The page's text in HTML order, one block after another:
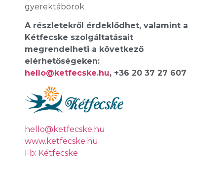
gyerektáborok.
A részletekről érdeklődhet, valamint a
Kétfecske szolgáltatásait
megrendelheti a következő
elérhetőségeken:
hello@ketfecske.hu, +36 20 37 27 607
hello@ketfecske.hu
www.ketfecske.hu
Fb: Kétfecske